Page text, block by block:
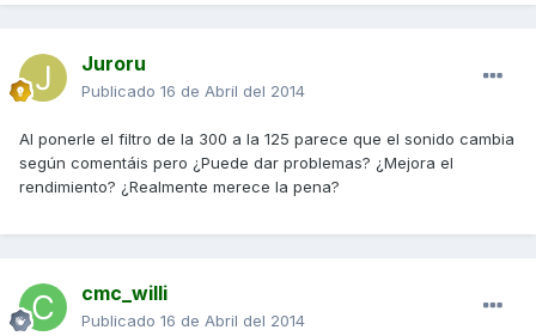
Juroru
Publicado 16 de Abril del 2014
Al ponerle el filtro de la 300 a la 125 parece que el sonido cambia
según comentáis pero ¿Puede dar problemas? ¿Mejora el
rendimiento? ¿Realmente merece la pena?
cmc_willi
Publicado 16 de Abril del 2014